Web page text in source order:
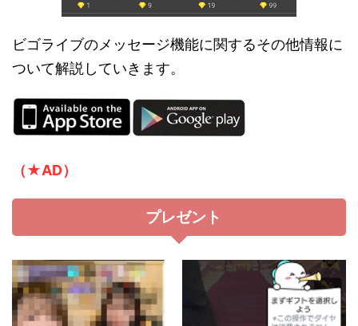
ビゴライブのメッセージ機能に関するその他情報に
ついて解説していきます。
（★AD）
プレゼント